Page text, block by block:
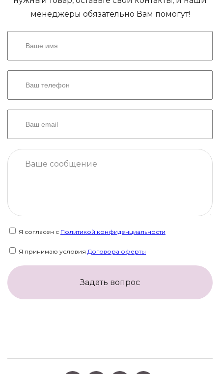
менеджеры обязательно Вам помогут!
Я согласен с Политикой конфиденциальности
Я принимаю условия Договора оферты
Задать вопрос